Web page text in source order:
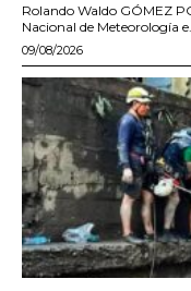
Rolando Waldo GÓMEZ
Nacional de Meteorología
09/08/2026